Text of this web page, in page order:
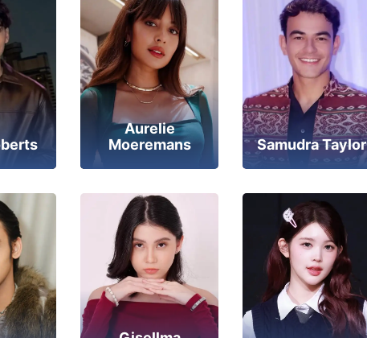
Aurelie
Moeremans
Samudra Taylor